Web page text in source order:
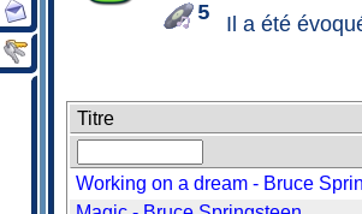
5
Il a été
Titre
Working on a dream - Bruce